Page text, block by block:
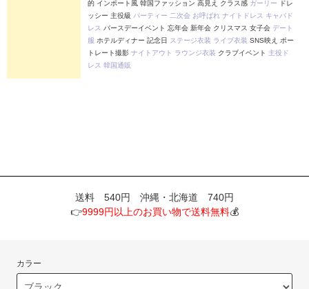
的 インポート風 韓国ファッション 高見え クラス感 ガーリー ドレ
ッシー 主役級 パーティー 二次会 お呼ばれ ナイトドレス キャバド
レス バースデーイベント 忘年会 新年会 クリスマス 女子会 デート
服 ホテルディナー 記念日 ステージ衣装 ライブ衣装 SNS映え ポー
トレート撮影 ナイトアウト ラウンジ衣装 クラブイベント 主役ド
レス 韓国通販
送料 540円 沖縄・北海道 740円
👉9999円以上のお買い物で送料無料💰
カラー